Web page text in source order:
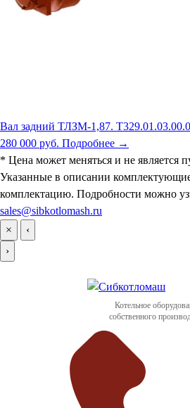
Вал задний ТЛЗМ-1,87.
280 000 руб. Подробнее →
* Цена может меняться и не является
Указанные в описании
комплектацию. Подробности можно
sales@sibkotlomash.ru
×
‹
›
Котельное
собственного